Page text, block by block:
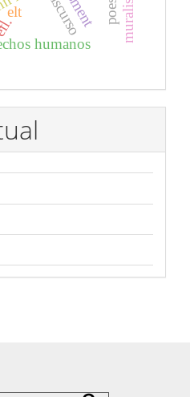
discurso
humanos
elt